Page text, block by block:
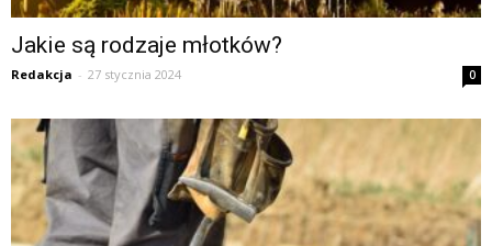
Jakie są rodzaje młotków?
Redakcja - 27 stycznia 2024 0